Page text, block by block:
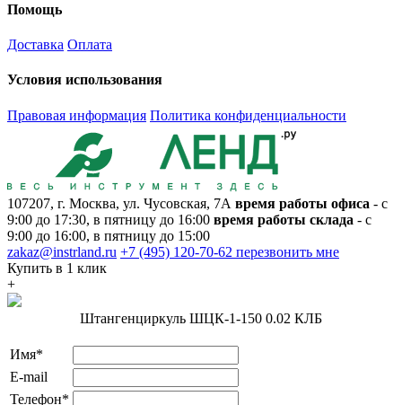
Помощь
Доставка Оплата
Условия использования
Правовая информация Политика конфиденциальности
107207, г. Москва, ул. Чусовская, 7А время работы офиса - с
9:00 до 17:30, в пятницу до 16:00 время работы склада - с
9:00 до 16:00, в пятницу до 15:00
zakaz@instrland.ru +7 (495) 120-70-62 перезвонить мне
Купить в 1 клик
+
Штангенциркуль ШЦК-1-150 0.02 КЛБ
Имя*
E-mail
Телефон*